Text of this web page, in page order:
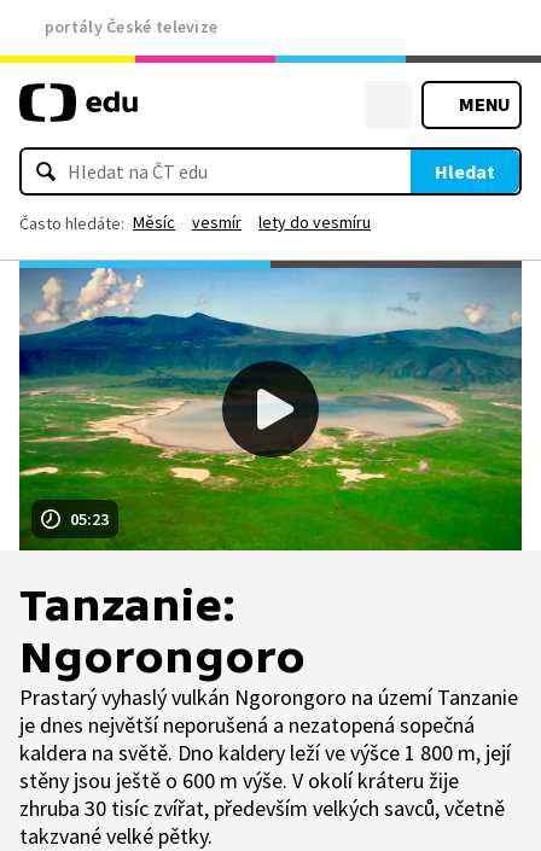
portály České televize
MENU
Hledat
Často hledáte: Měsíc vesmír lety do vesmíru
05:23
Tanzanie:
Ngorongoro
Prastarý vyhaslý vulkán Ngorongoro na území Tanzanie
je dnes největší neporušená a nezatopená sopečná
kaldera na světě. Dno kaldery leží ve výšce 1 800 m, její
stěny jsou ještě o 600 m výše. V okolí kráteru žije
zhruba 30 tisíc zvířat, především velkých savců, včetně
takzvané velké pětky.